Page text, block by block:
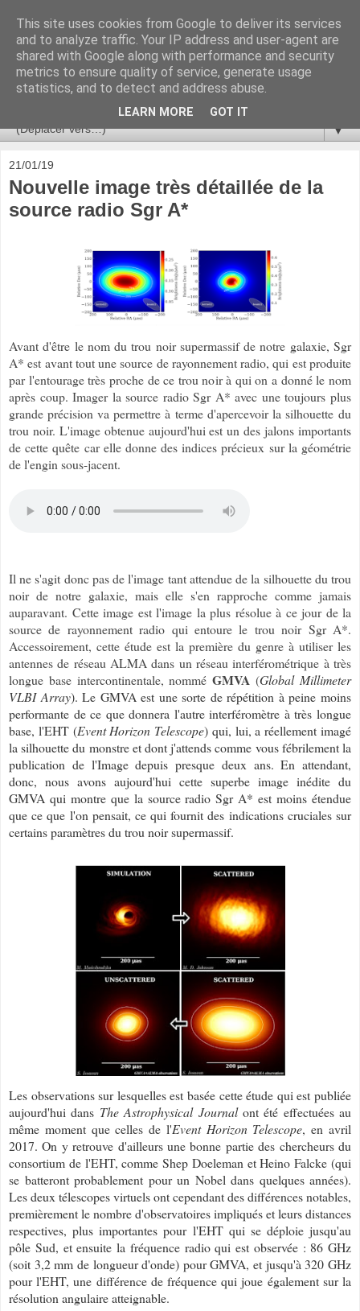
Ça se passe là haut
Astronomie, Astrophysique, Astroparticules, Cosmologie.
L'infini se contemple, indéfiniment. ISSN 2272-5768
▼
21/01/19
Nouvelle image très détaillée de la
source radio Sgr A*
Avant d'être le nom du trou noir supermassif de notre galaxie, Sgr
A* est avant tout une source de rayonnement radio, qui est produite
par l'entourage très proche de ce trou noir à qui on a donné le nom
après coup. Imager la source radio Sgr A* avec une toujours plus
grande précision va permettre à terme d'apercevoir la silhouette du
trou noir. L'image obtenue aujourd'hui est un des jalons importants
de cette quête car elle donne des indices précieux sur la géométrie
de l'engin sous-jacent.
Il ne s'agit donc pas de l'image tant attendue de la silhouette du trou
noir de notre galaxie, mais elle s'en rapproche comme jamais
auparavant. Cette image est l'image la plus résolue à ce jour de la
source de rayonnement radio qui entoure le trou noir Sgr A*.
Accessoirement, cette étude est la première du genre à utiliser les
antennes de réseau ALMA dans un réseau interférométrique à très
longue base intercontinentale, nomméGMVA(Global Millimeter
VLBI Array). Le GMVA est une sorte de répétition à peine moins
performante de ce que donnera l'autre interféromètre à très longue
base, l'EHT (Event Horizon Telescope) qui, lui, a réellement imagé
la silhouette du monstre et dont j'attends comme vous fébrilement la
publication de l'Image depuis presque deux ans. En attendant,
donc, nous avons aujourd'hui cette superbe image inédite du
GMVA qui montre que la source radio Sgr A* est moins étendue
que ce que l'on pensait, ce qui fournit des indications cruciales sur
certains paramètres du trou noir supermassif.
Les observations sur lesquelles est basée cette étude qui est publiée
aujourd'hui dans The Astrophysical Journal ont été effectuées au
même moment que celles de l'Event Horizon Telescope, en avril
2017. On y retrouve d'ailleurs une bonne partie des chercheurs du
consortium de l'EHT, comme Shep Doeleman et Heino Falcke (qui
se batteront probablement pour un Nobel dans quelques années).
Les deux télescopes virtuels ont cependant des différences notables,
premièrement le nombre d'observatoires impliqués et leurs distances
respectives, plus importantes pour l'EHT qui se déploie jusqu'au
pôle Sud, et ensuite la fréquence radio qui est observée : 86 GHz
(soit 3,2 mm de longueur d'onde) pour GMVA, et jusqu'à 320 GHz
pour l'EHT, une différence de fréquence qui joue également sur la
résolution angulaire atteignable.
This site uses cookies from Google to deliver its services
and to analyze traffic. Your IP address and user-agent are
shared with Google along with performance and security
metrics to ensure quality of service, generate usage
statistics, and to detect and address abuse.
LEARN MORE GOT IT